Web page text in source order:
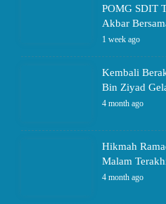
POMG SDIT
Akbar
1 week ago
Kembali
Bin Ziyad
4 month ago
Hikmah
Malam
4 month ago